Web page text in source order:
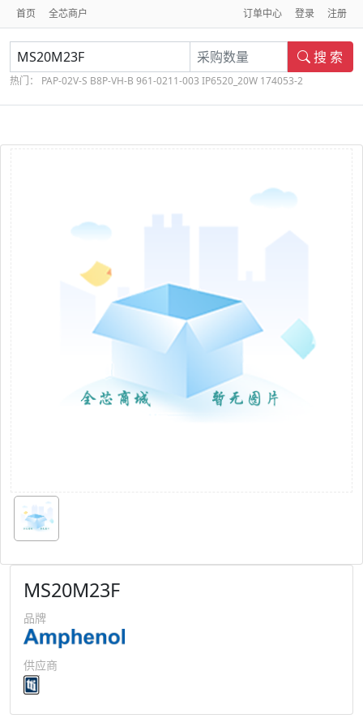
首页 全芯商户 订单中心 登录 注册
搜 索
热门： PAP-02V-S B8P-VH-B 961-0211-003 IP6520_20W 174053-2
MS20M23F
品牌
供应商